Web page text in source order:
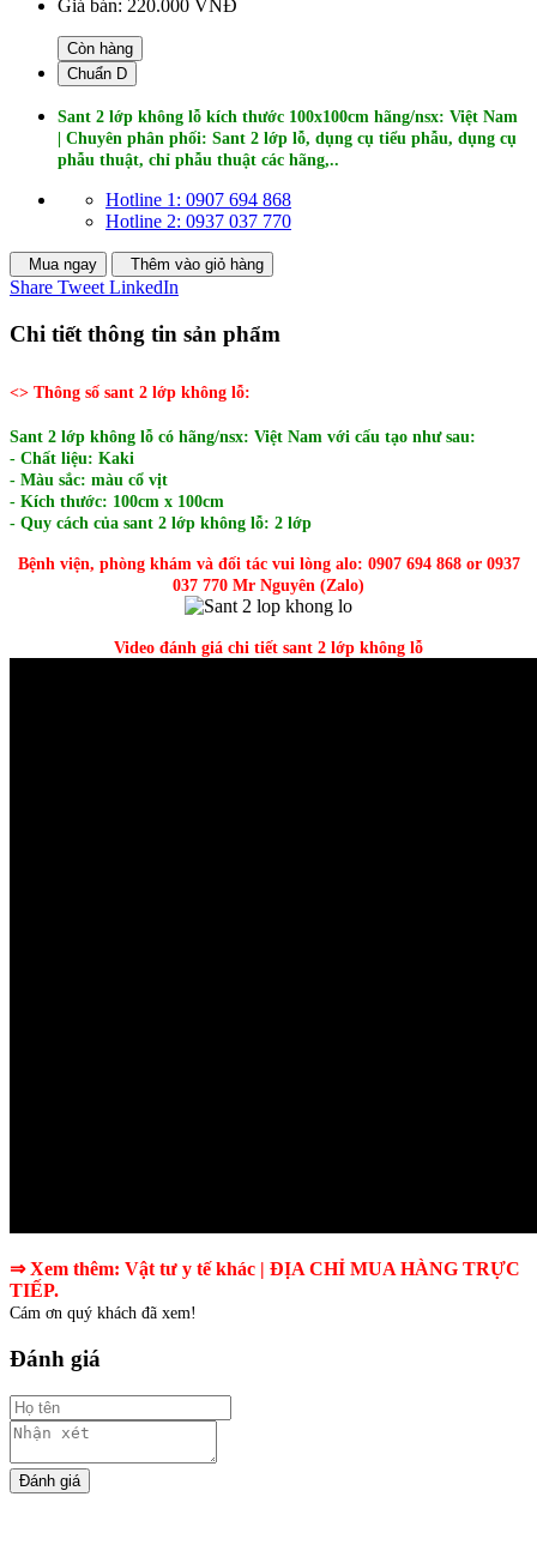
Giá bán: 220.000 VNĐ
Còn hàng
Chuẩn D
Sant 2 lớp không lỗ kích thước 100x100cm hãng/nsx: Việt Nam
| Chuyên phân phối: Sant 2 lớp lỗ, dụng cụ tiểu phẫu, dụng cụ
phẫu thuật, chỉ phẫu thuật các hãng,..
Hotline 1: 0907 694 868
Hotline 2: 0937 037 770
Mua ngay Thêm vào giỏ hàng
Share Tweet LinkedIn
Chi tiết thông tin sản phẩm
<> Thông số sant 2 lớp không lỗ:
Sant 2 lớp không lỗ có hãng/nsx: Việt Nam với cấu tạo như sau:
- Chất liệu: Kaki
- Màu sắc: màu cổ vịt
- Kích thước: 100cm x 100cm
- Quy cách của sant 2 lớp không lỗ: 2 lớp
Bệnh viện, phòng khám và đối tác vui lòng alo: 0907 694 868 or 0937
037 770 Mr Nguyên (Zalo)
Video đánh giá chi tiết sant 2 lớp không lỗ
⇒ Xem thêm: Vật tư y tế khác | ĐỊA CHỈ MUA HÀNG TRỰC
TIẾP.
Cám ơn quý khách đã xem!
Đánh giá